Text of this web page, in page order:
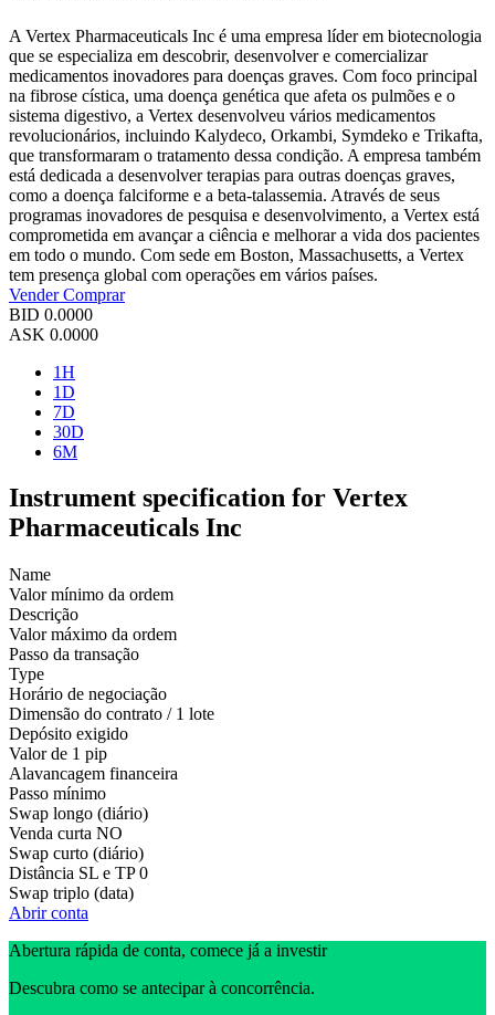
A Vertex Pharmaceuticals Inc é uma empresa líder em biotecnologia
que se especializa em descobrir, desenvolver e comercializar
medicamentos inovadores para doenças graves. Com foco principal
na fibrose cística, uma doença genética que afeta os pulmões e o
sistema digestivo, a Vertex desenvolveu vários medicamentos
revolucionários, incluindo Kalydeco, Orkambi, Symdeko e Trikafta,
que transformaram o tratamento dessa condição. A empresa também
está dedicada a desenvolver terapias para outras doenças graves,
como a doença falciforme e a beta-talassemia. Através de seus
programas inovadores de pesquisa e desenvolvimento, a Vertex está
comprometida em avançar a ciência e melhorar a vida dos pacientes
em todo o mundo. Com sede em Boston, Massachusetts, a Vertex
tem presença global com operações em vários países.
VenderComprar
BID 0.0000
ASK 0.0000
1H
1D
7D
30D
6M
Instrument specification for Vertex
Pharmaceuticals Inc
Name
Valor mínimo da ordem
Descrição
Valor máximo da ordem
Passo da transação
Type
Horário de negociação
Dimensão do contrato / 1 lote
Depósito exigido
Valor de 1 pip
Alavancagem financeira
Passo mínimo
Swap longo (diário)
Venda curta NO
Swap curto (diário)
Distância SL e TP 0
Swap triplo (data)
Abrir conta
Abertura rápida de conta, comece já a investir
Descubra como se antecipar à concorrência.